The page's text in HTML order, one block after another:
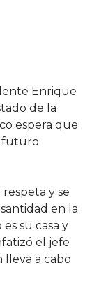
Enrique
de la
espera que
futuro
y se
en la
su casa y
el jefe
lleva a cabo